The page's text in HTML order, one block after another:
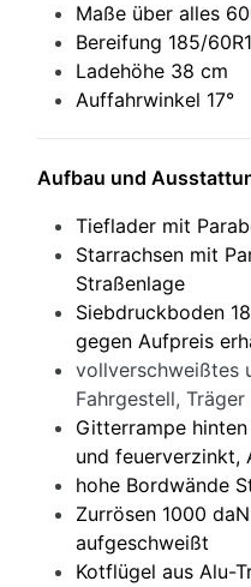
Maße über alles
Bereifung 185/
Ladehöhe 38 cm
Auffahrwinkel 17°
Aufbau und
Tieflader mit
Starrachsen mit
Straßenlage
Siebdruckboden
gegen Aufpreis
vollverschweißtes
Fahrgestell,
Gitterrampe
und feuerverzinkt,
hohe Bordwände
Zurrösen 1000
aufgeschweißt
Kotflügel aus Alu-